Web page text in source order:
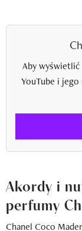
Aby
YouTube i jego
Akordy i
perfumy
Chanel Coco